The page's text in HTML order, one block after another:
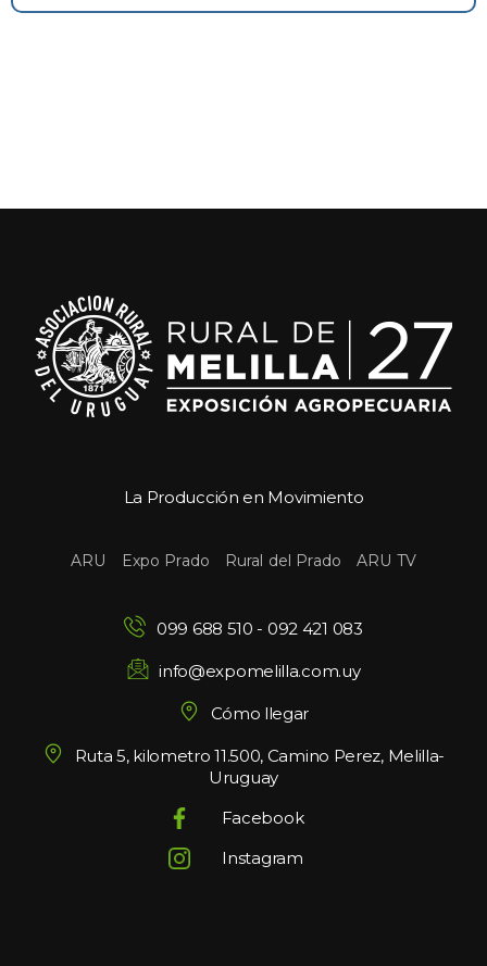
La Producción en Movimiento
ARU Expo Prado Rural del Prado ARU TV
099 688 510 - 092 421 083
info@expomelilla.com.uy
Cómo llegar
Ruta 5, kilometro 11.500, Camino Perez, Melilla-
Uruguay
Facebook
Instagram